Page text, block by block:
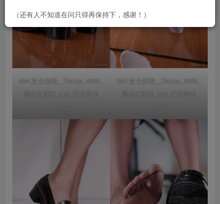
004.芝士好椰__Haruta_4603_
黑白过膝袜_and_行走参考
__007
004.芝士好椰__Haruta_4603_
黑白过膝袜_and_行走参考
__012
（还有人不知道在问只得再保持下，感谢！）